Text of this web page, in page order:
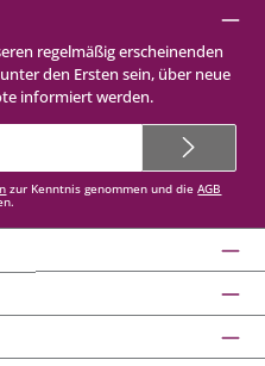
regelmäßig erscheinenden
den Ersten sein, über neue
informiert werden.
zur Kenntnis genommen und dieAGB